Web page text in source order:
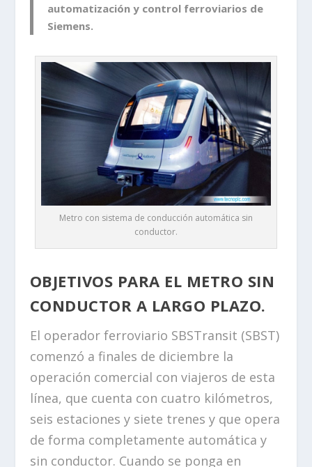
automatización y control ferroviarios de
Siemens.
Metro con sistema de conducción automática sin
conductor.
OBJETIVOS PARA EL METRO SIN
CONDUCTOR A LARGO PLAZO.
El operador ferroviario SBSTransit (SBST)
comenzó a finales de diciembre la
operación comercial con viajeros de esta
línea, que cuenta con cuatro kilómetros,
seis estaciones y siete trenes y que opera
de forma completamente automática y
sin conductor. Cuando se ponga en